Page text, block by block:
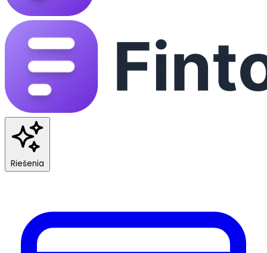
Riešenia